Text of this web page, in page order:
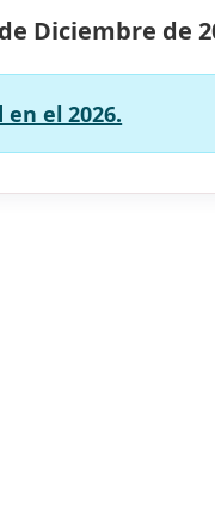
Diciembre de
el 2026.